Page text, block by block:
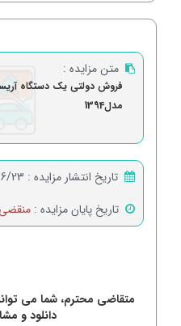
متن مزایده :
مدل1394
تاریخ انتشار مزایده : 23
تاریخ پایان مزایده :
متقاضی محترم، شما می
دانلود و